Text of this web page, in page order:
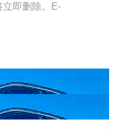
立即删除。E-